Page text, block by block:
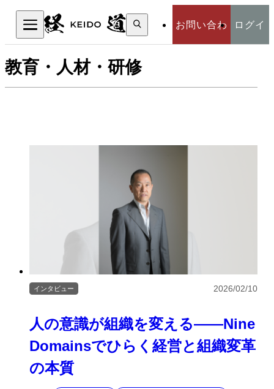
お問い合わ ログイ
検
索:
検索
教育・人材・研修
人の意識が組織を変える――Nine
Domainsでひらく経営と組織変革
の本質
インタビュー 2026/02/10